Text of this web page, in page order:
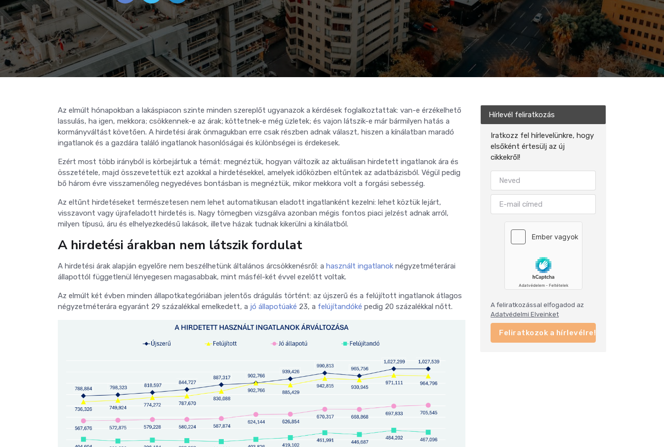
Az elmúlt hónapokban a lakáspiacon szinte minden szereplőt ugyanazok a kérdések foglalkoztattak: van-e érzékelhető
lassulás, ha igen, mekkora; csökkennek-e az árak; köttetnek-e még üzletek; és vajon látszik-e már bármilyen hatás a
kormányváltást követően. A hirdetési árak önmagukban erre csak részben adnak választ, hiszen a kínálatban maradó
ingatlanok és a gazdára találó ingatlanok hasonlóságai és különbségei is érdekesek.
Ezért most több irányból is körbejártuk a témát: megnéztük, hogyan változik az aktuálisan hirdetett ingatlanok ára és
összetétele, majd összevetettük ezt azokkal a hirdetésekkel, amelyek időközben eltűntek az adatbázisból. Végül pedig
bő három évre visszamenőleg negyedéves bontásban is megnéztük, mikor mekkora volt a forgási sebesség.
Az eltűnt hirdetéseket természetesen nem lehet automatikusan eladott ingatlanként kezelni: lehet köztük lejárt,
visszavont vagy újrafeladott hirdetés is. Nagy tömegben vizsgálva azonban mégis fontos piaci jelzést adnak arról,
milyen típusú, áru és elhelyezkedésű lakások, illetve házak tudnak kikerülni a kínálatból.
A hirdetési árakban nem látszik fordulat
A hirdetési árak alapján egyelőre nem beszélhetünk általános árcsökkenésről: a használt ingatlanok négyzetméterárai
állapottól függetlenül lényegesen magasabbak, mint másfél-két évvel ezelőtt voltak.
Az elmúlt két évben minden állapotkategóriában jelentős drágulás történt: az újszerű és a felújított ingatlanok átlagos
négyzetméterára egyaránt 29 százalékkal emelkedett, a jó állapotúaké 23, a felújítandóké pedig 20 százalékkal nőtt.
Hírlevél feliratkozás
Iratkozz fel hírlevelünkre, hogy
elsőként értesülj az új
cikkekről!
A feliratkozással elfogadod az
Adatvédelmi Elveinket
Feliratkozok a hírlevélre!